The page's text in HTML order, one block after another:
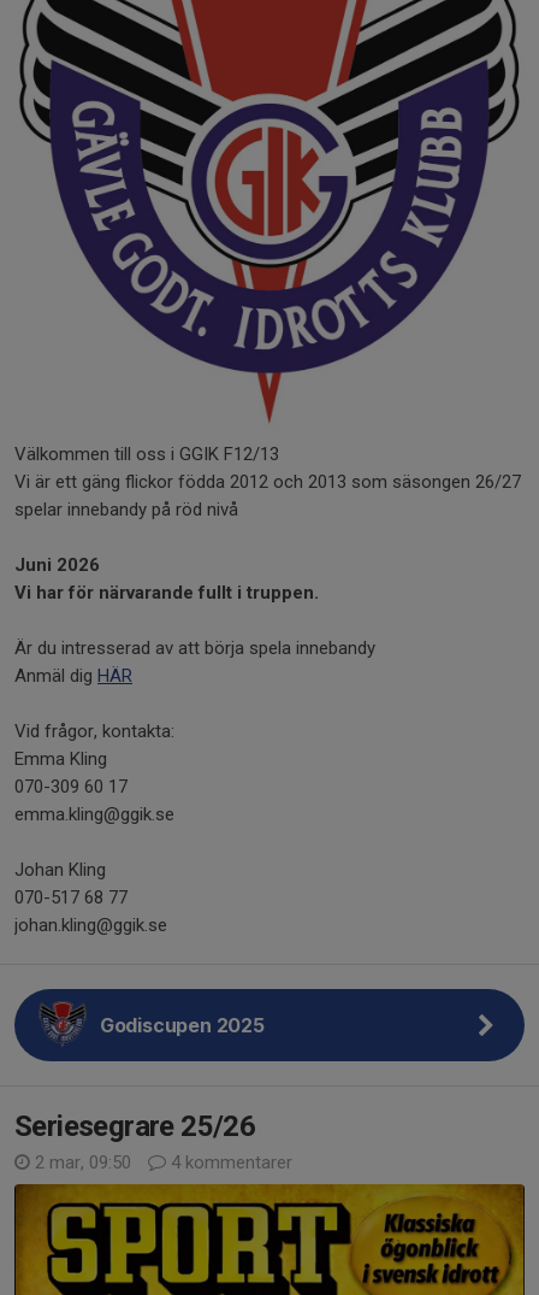
Välkommen till oss i GGIK F12/13
Vi är ett gäng flickor födda 2012 och 2013 som säsongen 26/27
spelar innebandy på röd nivå
Juni 2026
Vi har för närvarande fullt i truppen.
Är du intresserad av att börja spela innebandy
Anmäl dig HÄR
Vid frågor, kontakta:
Emma Kling
070-309 60 17
emma.kling@ggik.se
Johan Kling
070-517 68 77
johan.kling@ggik.se
Godiscupen 2025
Seriesegrare 25/26
2 mar, 09:50 4 kommentarer